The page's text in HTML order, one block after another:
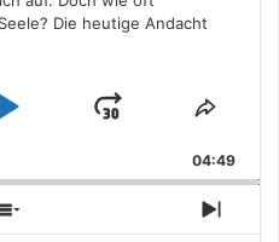
Die heutige Andacht
Play
Jump
Forward
Share
04:49
Show
Next